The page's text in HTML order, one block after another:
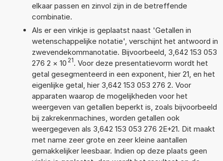
elkaar passen en zinvol zijn in de betreffende
combinatie.
Als er een vinkje is geplaatst naast 'Getallen in
wetenschappelijke notatie', verschijnt het antwoord in
zwevendekommanotatie. Bijvoorbeeld, 3,642 153 053
276 2 × 10 21. Voor deze presentatievorm wordt het
getal gesegmenteerd in een exponent, hier 21, en het
eigenlijke getal, hier 3,642 153 053 276 2. Voor
apparaten waarop de mogelijkheden voor het
weergeven van getallen beperkt is, zoals bijvoorbeeld
bij zakrekenmachines, worden getallen ook
weergegeven als 3,642 153 053 276 2E+21. Dit maakt
met name zeer grote en zeer kleine aantallen
gemakkelijker leesbaar. Indien op deze plaats geen